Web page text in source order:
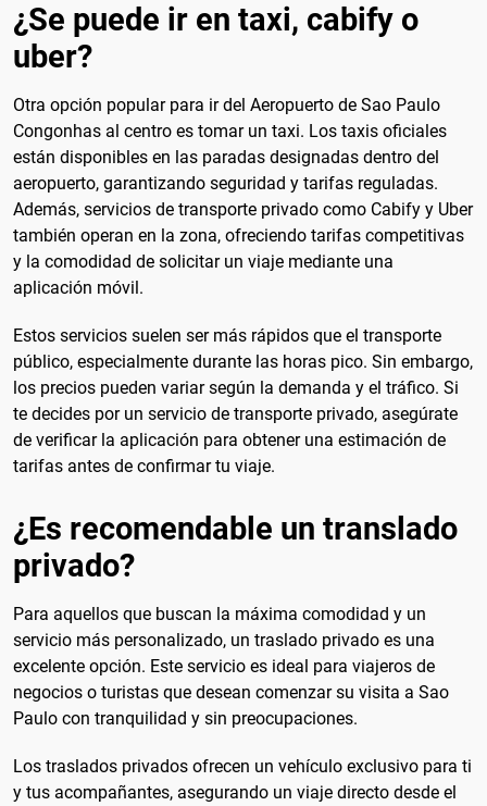
¿Se puede ir en taxi, cabify o
uber?
Otra opción popular para ir del Aeropuerto de Sao Paulo
Congonhas al centro es tomar un taxi. Los taxis oficiales
están disponibles en las paradas designadas dentro del
aeropuerto, garantizando seguridad y tarifas reguladas.
Además, servicios de transporte privado como Cabify y Uber
también operan en la zona, ofreciendo tarifas competitivas
y la comodidad de solicitar un viaje mediante una
aplicación móvil.
Estos servicios suelen ser más rápidos que el transporte
público, especialmente durante las horas pico. Sin embargo,
los precios pueden variar según la demanda y el tráfico. Si
te decides por un servicio de transporte privado, asegúrate
de verificar la aplicación para obtener una estimación de
tarifas antes de confirmar tu viaje.
¿Es recomendable un translado
privado?
Para aquellos que buscan la máxima comodidad y un
servicio más personalizado, un traslado privado es una
excelente opción. Este servicio es ideal para viajeros de
negocios o turistas que desean comenzar su visita a Sao
Paulo con tranquilidad y sin preocupaciones.
Los traslados privados ofrecen un vehículo exclusivo para ti
y tus acompañantes, asegurando un viaje directo desde el